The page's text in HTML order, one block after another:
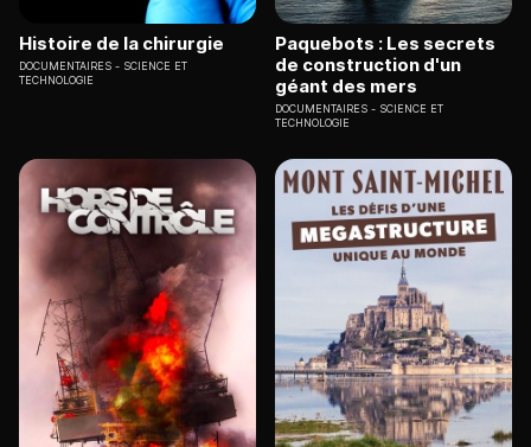
Histoire de la chirurgie
DOCUMENTAIRES
SCIENCE ET
TECHNOLOGIE
Paquebots : Les secrets
de construction d'un
géant des mers
DOCUMENTAIRES
SCIENCE ET
TECHNOLOGIE